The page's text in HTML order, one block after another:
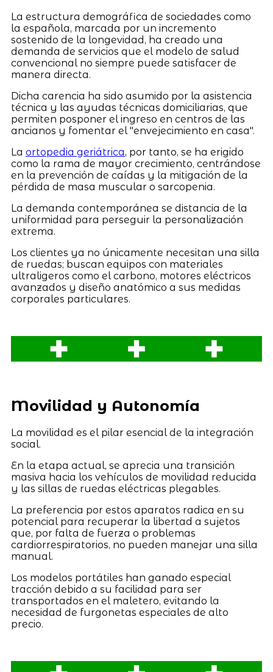
La estructura demográfica de sociedades como
la española, marcada por un incremento
sostenido de la longevidad, ha creado una
demanda de servicios que el modelo de salud
convencional no siempre puede satisfacer de
manera directa.
Dicha carencia ha sido asumido por la asistencia
técnica y las ayudas técnicas domiciliarias, que
permiten posponer el ingreso en centros de las
ancianos y fomentar el "envejecimiento en casa".
La ortopedia geriátrica, por tanto, se ha erigido
como la rama de mayor crecimiento, centrándose
en la prevención de caídas y la mitigación de la
pérdida de masa muscular o sarcopenia.
La demanda contemporánea se distancia de la
uniformidad para perseguir la personalización
extrema.
Los clientes ya no únicamente necesitan una silla
de ruedas; buscan equipos con materiales
ultraligeros como el carbono, motores eléctricos
avanzados y diseño anatómico a sus medidas
corporales particulares.
Movilidad y Autonomía
La movilidad es el pilar esencial de la integración
social.
En la etapa actual, se aprecia una transición
masiva hacia los vehículos de movilidad reducida
y las sillas de ruedas eléctricas plegables.
La preferencia por estos aparatos radica en su
potencial para recuperar la libertad a sujetos
que, por falta de fuerza o problemas
cardiorrespiratorios, no pueden manejar una silla
manual.
Los modelos portátiles han ganado especial
tracción debido a su facilidad para ser
transportados en el maletero, evitando la
necesidad de furgonetas especiales de alto
precio.